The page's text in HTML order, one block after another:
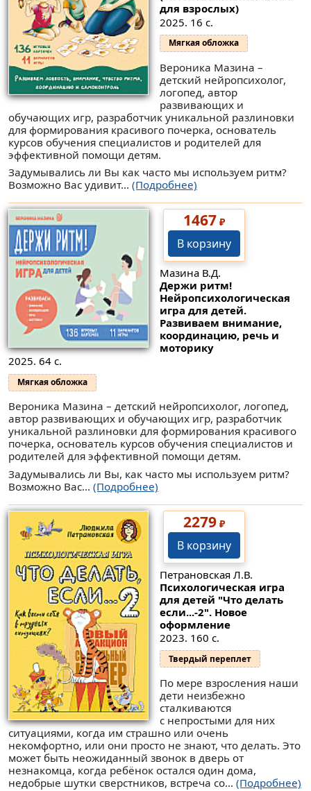
для взрослых)
2025. 16 с.
Мягкая обложка
Вероника Мазина –
детский нейропсихолог,
логопед, автор
развивающих и
обучающих игр, разработчик уникальной разлиновки
для формирования красивого почерка, основатель
курсов обучения специалистов и родителей для
эффективной помощи детям.
Задумывались ли Вы как часто мы используем ритм?
Возможно Вас удивит... (Подробнее)
1467 ₽
В корзину
Мазина В.Д.
Держи ритм!
Нейропсихологическая
игра для детей.
Развиваем внимание,
координацию, речь и
моторику
2025. 64 с.
Мягкая обложка
Вероника Мазина – детский нейропсихолог, логопед,
автор развивающих и обучающих игр, разработчик
уникальной разлиновки для формирования красивого
почерка, основатель курсов обучения специалистов и
родителей для эффективной помощи детям.
Задумывались ли Вы, как часто мы используем ритм?
Возможно Вас... (Подробнее)
2279₽
В корзину
Петрановская Л.В.
Психологическая игра
для детей "Что делать
если...-2". Новое
оформление
2023. 160 с.
Твердый переплет
По мере взросления наши
дети неизбежно
сталкиваются
с непростыми для них
ситуациями, когда им страшно или очень
некомфортно, или они просто не знают, что делать. Это
может быть неожиданный звонок в дверь от
незнакомца, когда ребёнок остался один дома,
недобрые шутки сверстников, встреча со... (Подробнее)